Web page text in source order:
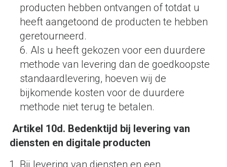
producten hebben ontvangen of totdat u
heeft aangetoond de producten te hebben
geretourneerd.
6. Als u heeft gekozen voor een duurdere
methode van levering dan de goedkoopste
standaardlevering, hoeven wij de
bijkomende kosten voor de duurdere
methode niet terug te betalen.
Artikel 10d. Bedenktijd bij levering van
diensten en digitale producten
Bij levering van diensten en een